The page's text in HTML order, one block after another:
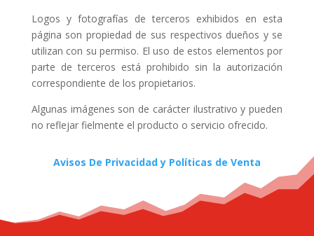
Logos y fotografías de terceros exhibidos en esta
página son propiedad de sus respectivos dueños y se
utilizan con su permiso. El uso de estos elementos por
parte de terceros está prohibido sin la autorización
correspondiente de los propietarios.
Algunas imágenes son de carácter ilustrativo y pueden
no reflejar fielmente el producto o servicio ofrecido.
Avisos De Privacidad y Políticas de Venta